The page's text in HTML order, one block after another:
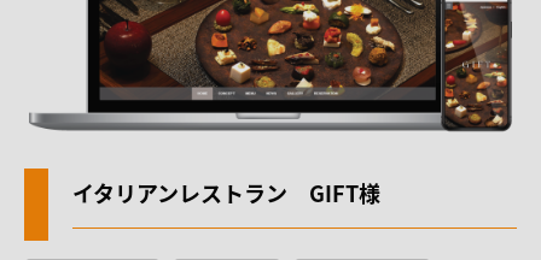
イタリアンレストラン GIFT様